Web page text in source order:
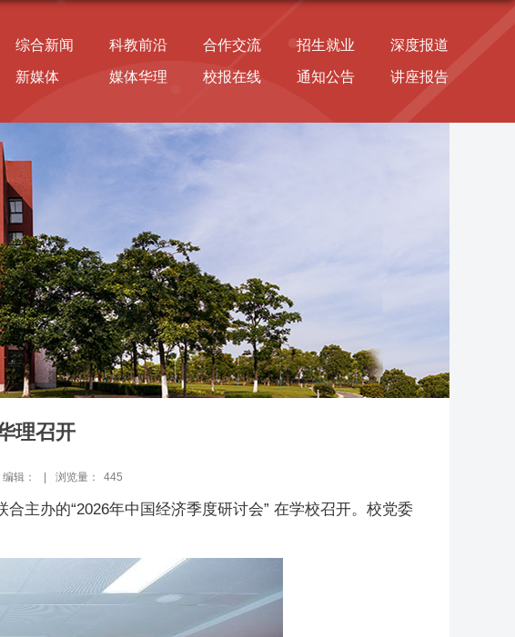
综合新闻 科教前沿 合作交流 招生就业 深度报道
新媒体 媒体华理 校报在线 通知公告 讲座报告
理召开
编辑： | 浏览量： 445
主办的“2026年中国经济季度研讨会” 在学校召开。校党委